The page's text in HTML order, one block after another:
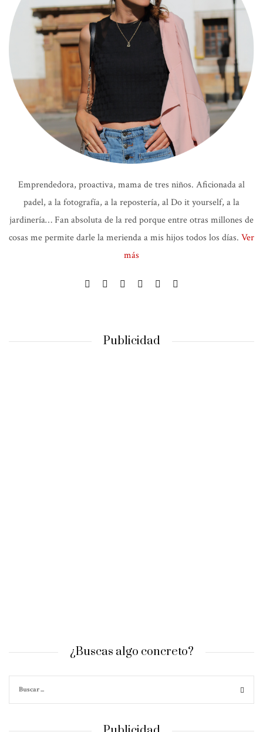
Emprendedora, proactiva, mama de tres niños. Aficionada al
padel, a la fotografía, a la repostería, al Do it yourself, a la
jardinería… Fan absoluta de la red porque entre otras millones de
cosas me permite darle la merienda a mis hijos todos los días. Ver
más
Publicidad
¿Buscas algo concreto?